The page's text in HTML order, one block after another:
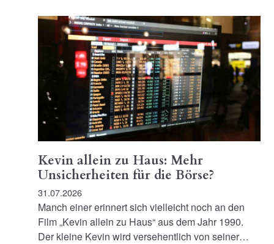
Kevin allein zu Haus: Mehr
Unsicherheiten für die Börse?
31.07.2026
Manch einer erinnert sich vielleicht noch an den
Film „Kevin allein zu Haus“ aus dem Jahr 1990.
Der kleine Kevin wird versehentlich von seiner…